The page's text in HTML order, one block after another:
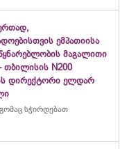
ემპათიისა
მაგალითი
თბილისის N200
დირექტორი ელდარ
სჭირდებათ